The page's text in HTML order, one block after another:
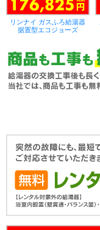
リンナイ ガスふろ給湯器
据置型エコジョーズ